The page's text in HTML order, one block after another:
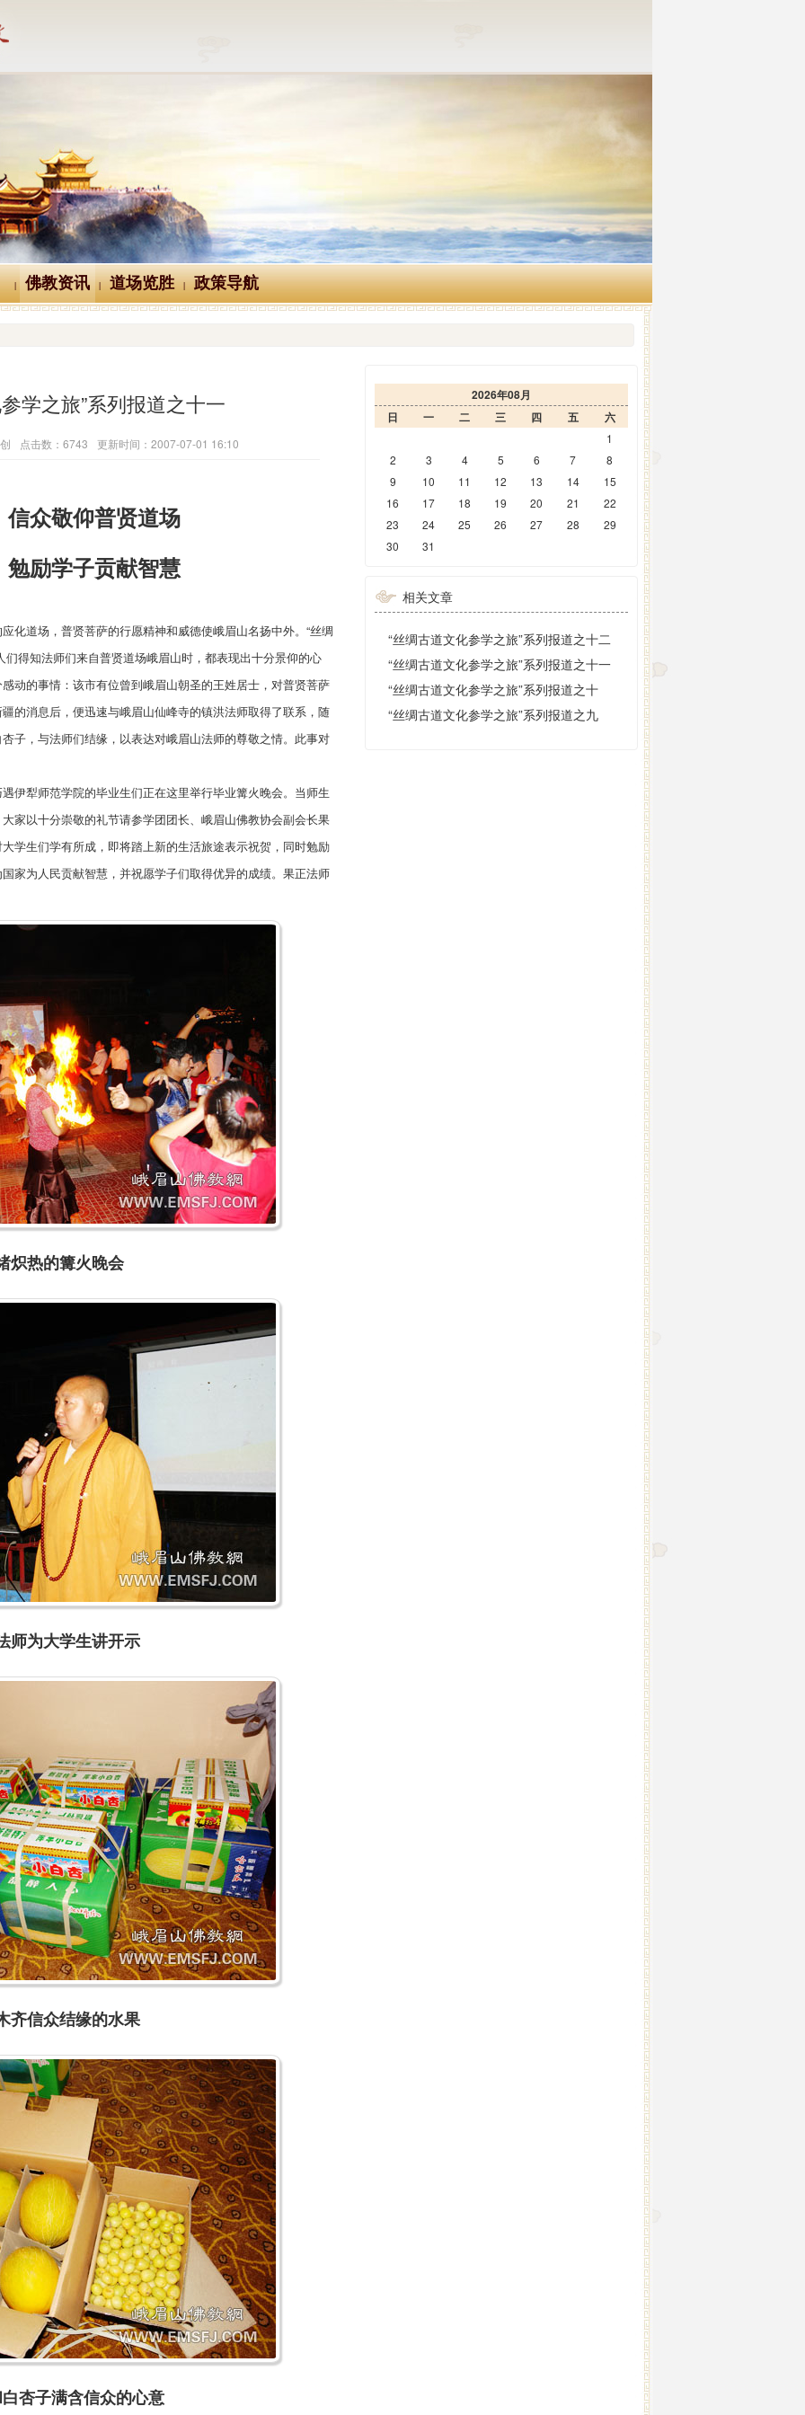
| 佛教资讯 | 道场览胜 | 政策导航
学之旅”系列报道之十一
点击数：6743 更新时间：2007-07-01 16:10
信众敬仰普贤道场
勉励学子贡献智慧
化道场，普贤菩萨的行愿精神和威德使峨眉山名扬中外。“丝绸
得知法师们来自普贤道场峨眉山时，都表现出十分景仰的心
动的事情：该市有位曾到峨眉山朝圣的王姓居士，对普贤菩萨
的消息后，便迅速与峨眉山仙峰寺的镇洪法师取得了联系，随
子，与法师们结缘，以表达对峨眉山法师的尊敬之情。此事对
犁师范学院的毕业生们正在这里举行毕业篝火晚会。当师生
家以十分崇敬的礼节请参学团团长、峨眉山佛教协会副会长果
学生们学有所成，即将踏上新的生活旅途表示祝贺，同时勉励
家为人民贡献智慧，并祝愿学子们取得优异的成绩。果正法师
炽热的篝火晚会
师为大学生讲开示
齐信众结缘的水果
杏子满含信众的心意
2026年08月
日
一 二 三 四 五 六
1
2
3 4 5 6 7
8
9
10 11 12 13 14
15
16
17 18 19 20 21
22
23
24 25 26 27 28
29
30
31
相关文章
“丝绸古道文化参学之旅”系列报道之十二
“丝绸古道文化参学之旅”系列报道之十一
“丝绸古道文化参学之旅”系列报道之十
“丝绸古道文化参学之旅”系列报道之九